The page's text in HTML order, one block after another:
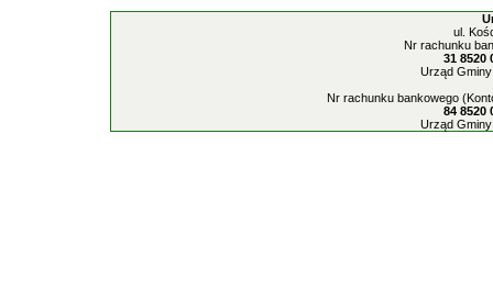
ul.
Nr rachunku
31 8520
Urząd
Nr rachunku bankowego
84 8520
Urząd